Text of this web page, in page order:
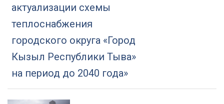
актуализации схемы
теплоснабжения
городского округа «Город
Кызыл Республики Тыва»
на период до 2040 года»